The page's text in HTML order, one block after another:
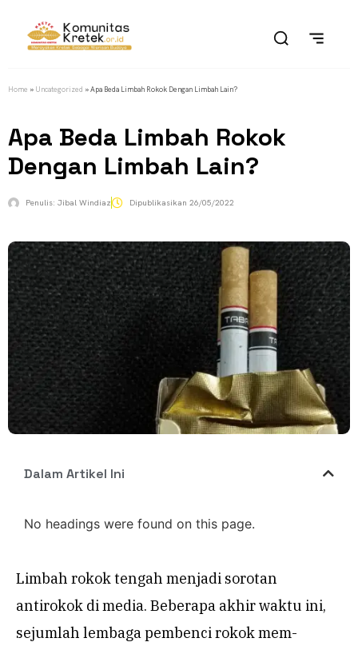
Home » Uncategorized »Apa Beda Limbah Rokok Dengan Limbah Lain?
Apa Beda Limbah Rokok
Dengan Limbah Lain?
Penulis: Jibal Windiaz Dipublikasikan 26/05/2022
Dalam Artikel Ini
No headings were found on this page.
Limbah rokok tengah menjadi sorotan
antirokok di media. Beberapa akhir waktu ini,
sejumlah lembaga pembenci rokok mem-